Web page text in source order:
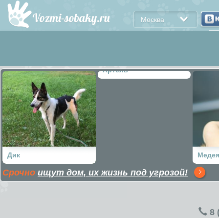
Москва
Дик
Артель
Срочно ищут дом, их жизнь под угрозой!
8